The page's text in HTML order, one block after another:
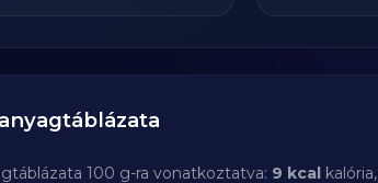
100 g-ra vonatkoztatva: 9 kcal kalória,